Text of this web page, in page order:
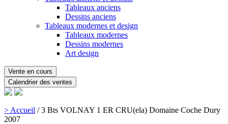
Tableaux anciens
Dessins anciens
Tableaux modernes et design
Tableaux modernes
Dessins modernes
Art design
Vente en cours
Calendrier des ventes
> Accueil /3 Bts VOLNAY 1 ER CRU(ela) Domaine Coche Dury
2007